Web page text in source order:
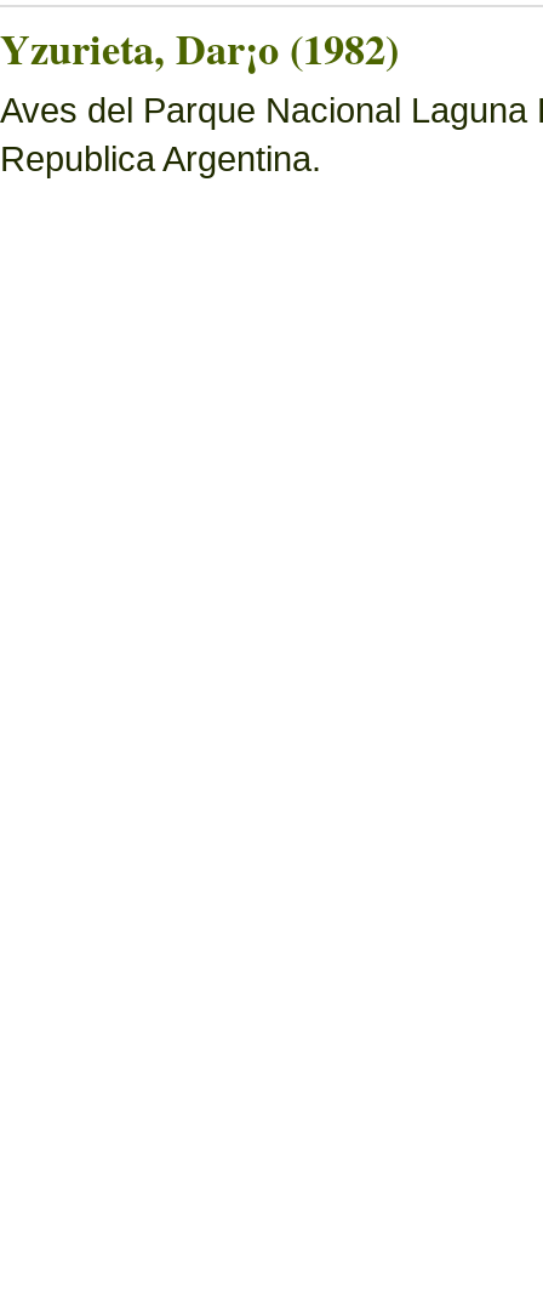
Yzurieta, Dar¡o (1982)
Aves del Parque Nacional
Republica Argentina.